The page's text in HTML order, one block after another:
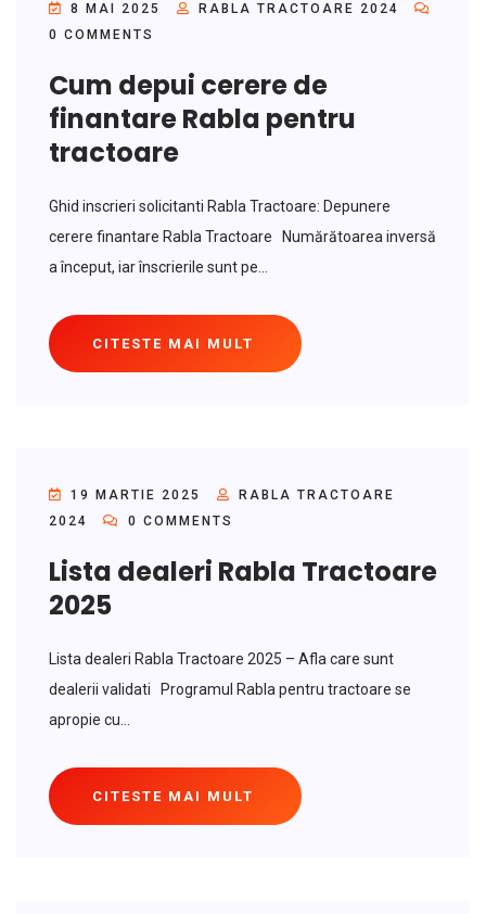
8 MAI 2025
RABLA TRACTOARE 2024
0 COMMENTS
Cum depui cerere de
finantare Rabla pentru
tractoare
Ghid inscrieri solicitanti Rabla Tractoare: Depunere
cerere finantare Rabla Tractoare Numărătoarea inversă
a început, iar înscrierile sunt pe...
CITESTE MAI MULT
19 MARTIE 2025
RABLA TRACTOARE
2024
0 COMMENTS
Lista dealeri Rabla Tractoare
2025
Lista dealeri Rabla Tractoare 2025 – Afla care sunt
dealerii validati Programul Rabla pentru tractoare se
apropie cu...
CITESTE MAI MULT